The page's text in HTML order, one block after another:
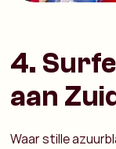
4.
aan
Waar stille